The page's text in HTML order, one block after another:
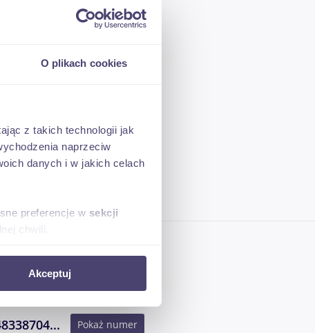
O plikach cookies
z takich technologii jak
naprzeciw
danych i w jakich celach
preferencje w sekcji
chwili.
społecznościowym,
Akceptuj
Pokaż numer